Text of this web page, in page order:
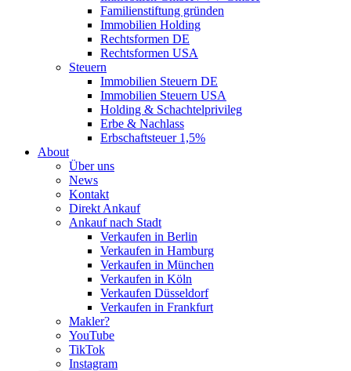
Familienstiftung gründen
Immobilien Holding
Rechtsformen DE
Rechtsformen USA
Steuern
Immobilien Steuern DE
Immobilien Steuern USA
Holding & Schachtelprivileg
Erbe & Nachlass
Erbschaftsteuer 1,5%
About
Über uns
News
Kontakt
Direkt Ankauf
Ankauf nach Stadt
Verkaufen in Berlin
Verkaufen in Hamburg
Verkaufen in München
Verkaufen in Köln
Verkaufen Düsseldorf
Verkaufen in Frankfurt
Makler?
YouTube
TikTok
Instagram